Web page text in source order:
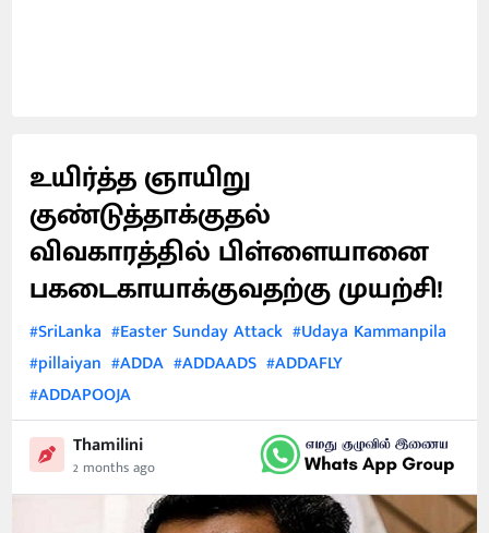
உயிர்த்த ஞாயிறு
குண்டுத்தாக்குதல்
விவகாரத்தில் பிள்ளையானை
பகடைகாயாக்குவதற்கு முயற்சி!
#SriLanka #Easter Sunday Attack #Udaya Kammanpila
#pillaiyan #ADDA #ADDAADS #ADDAFLY
#ADDAPOOJA
Thamilini
2 months ago